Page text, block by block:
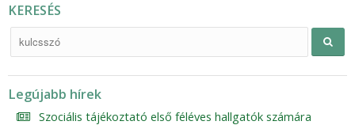
KERESÉS
Legújabb hírek
Szociális tájékoztató első féléves hallgatók számára